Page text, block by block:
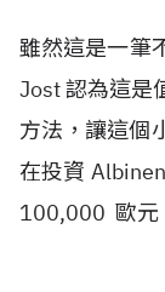
雖然這是一筆
Jost 認為這是
方法，讓這個
在投資
100,000 歐元